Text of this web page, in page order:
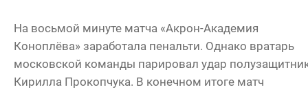
На восьмой минуте матча «Акрон-Академия
Коноплёва» заработала пенальти. Однако вратарь
московской команды парировал удар
Кирилла Прокопчука. В конечном итоге матч